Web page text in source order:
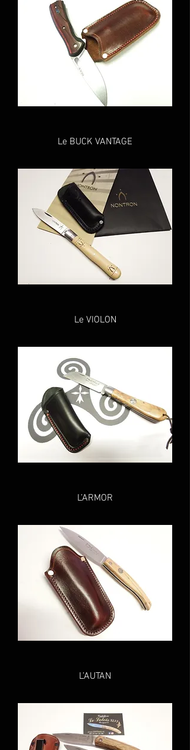
Le BUCK VANTAGE
Le VIOLON
L’ARMOR
L’AUTAN